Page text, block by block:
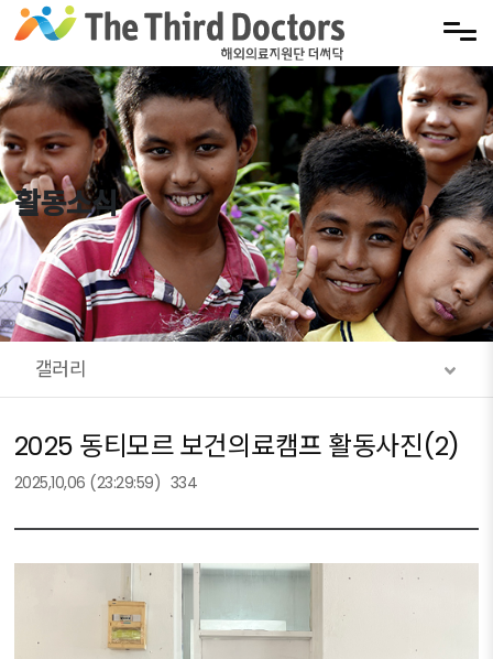
메뉴 건너뛰기
활동소식
갤러리
2025 동티모르 보건의료캠프 활동사진(2)
2025,10,06 (23:29:59) 334